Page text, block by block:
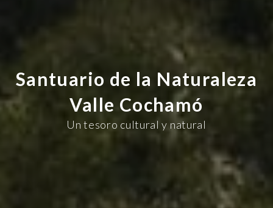
Santuario de la Naturaleza
Valle Cochamó
Un tesoro cultural y natural